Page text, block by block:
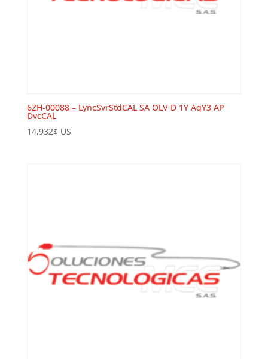
6ZH-00088 – LyncSvrStdCAL SA OLV D 1Y AqY3 AP
DvcCAL
14,932$ US